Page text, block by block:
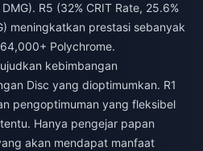
R5 (32% CRIT Rate, 25.6%
meningkatkan prestasi sebanyak
Polychrome.
kebimbangan
Disc yang dioptimumkan. R1
pengoptimuman yang fleksibel
Hanya pengejar papan
akan mendapat manfaat